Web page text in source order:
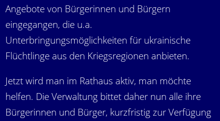
Angebote von Bürgerinnen und Bürgern
eingegangen, die u.a.
Unterbringungsmöglichkeiten für ukrainische
Flüchtlinge aus den Kriegsregionen anbieten.
Jetzt wird man im Rathaus aktiv, man möchte
helfen. Die Verwaltung bittet daher nun alle ihre
Bürgerinnen und Bürger, kurzfristig zur Verfügung